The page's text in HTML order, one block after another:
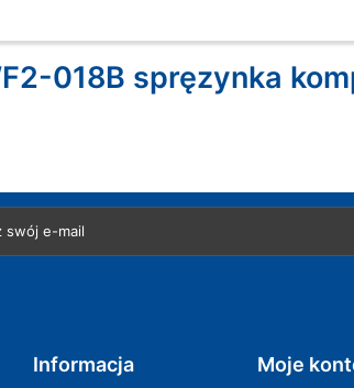
018B spręzynka
Informacja Moje